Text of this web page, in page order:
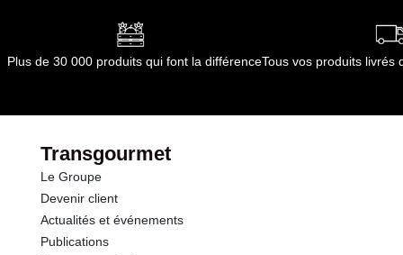
Glucides
Sel
Conformément aux informations transmises
par le(s) fournisseur(s) de Transgourmet
Plus de 30 000 produits qui font la différenceTous vos produits livrés
Transgourmet
Le Groupe
Devenir client
Actualités et événements
Publications